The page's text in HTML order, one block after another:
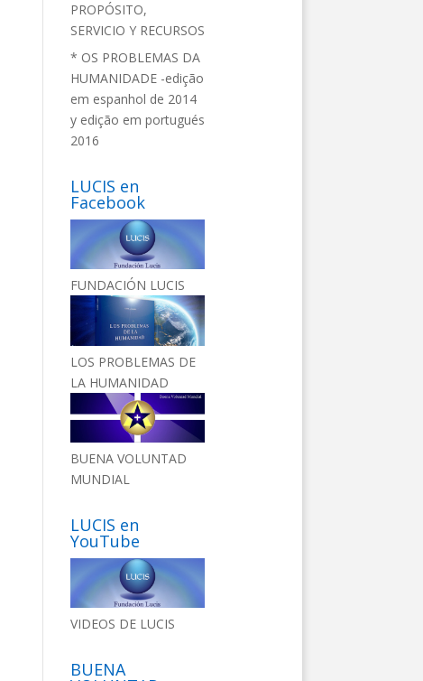
PROPÓSITO,
SERVICIO Y RECURSOS
* OS PROBLEMAS DA
HUMANIDADE -edição
em espanhol de 2014
y edição em portugués
2016
LUCIS en
Facebook
FUNDACIÓN LUCIS
LOS PROBLEMAS DE
LA HUMANIDAD
BUENA VOLUNTAD
MUNDIAL
LUCIS en
YouTube
VIDEOS DE LUCIS
BUENA